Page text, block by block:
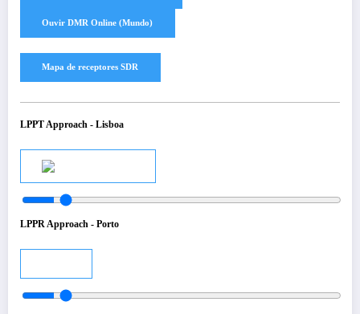
LPPT Approach - Lisboa
LPPR Approach - Porto